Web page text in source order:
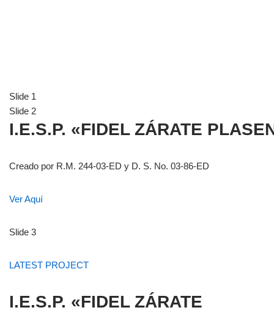
Slide 1
Slide 2
I.E.S.P. «FIDEL ZÁRATE
Creado por R.M. 244-03-ED y D. S. No. 03-86-ED
Ver Aquí
Slide 3
LATEST PROJECT
I.E.S.P. «FIDEL ZÁRATE